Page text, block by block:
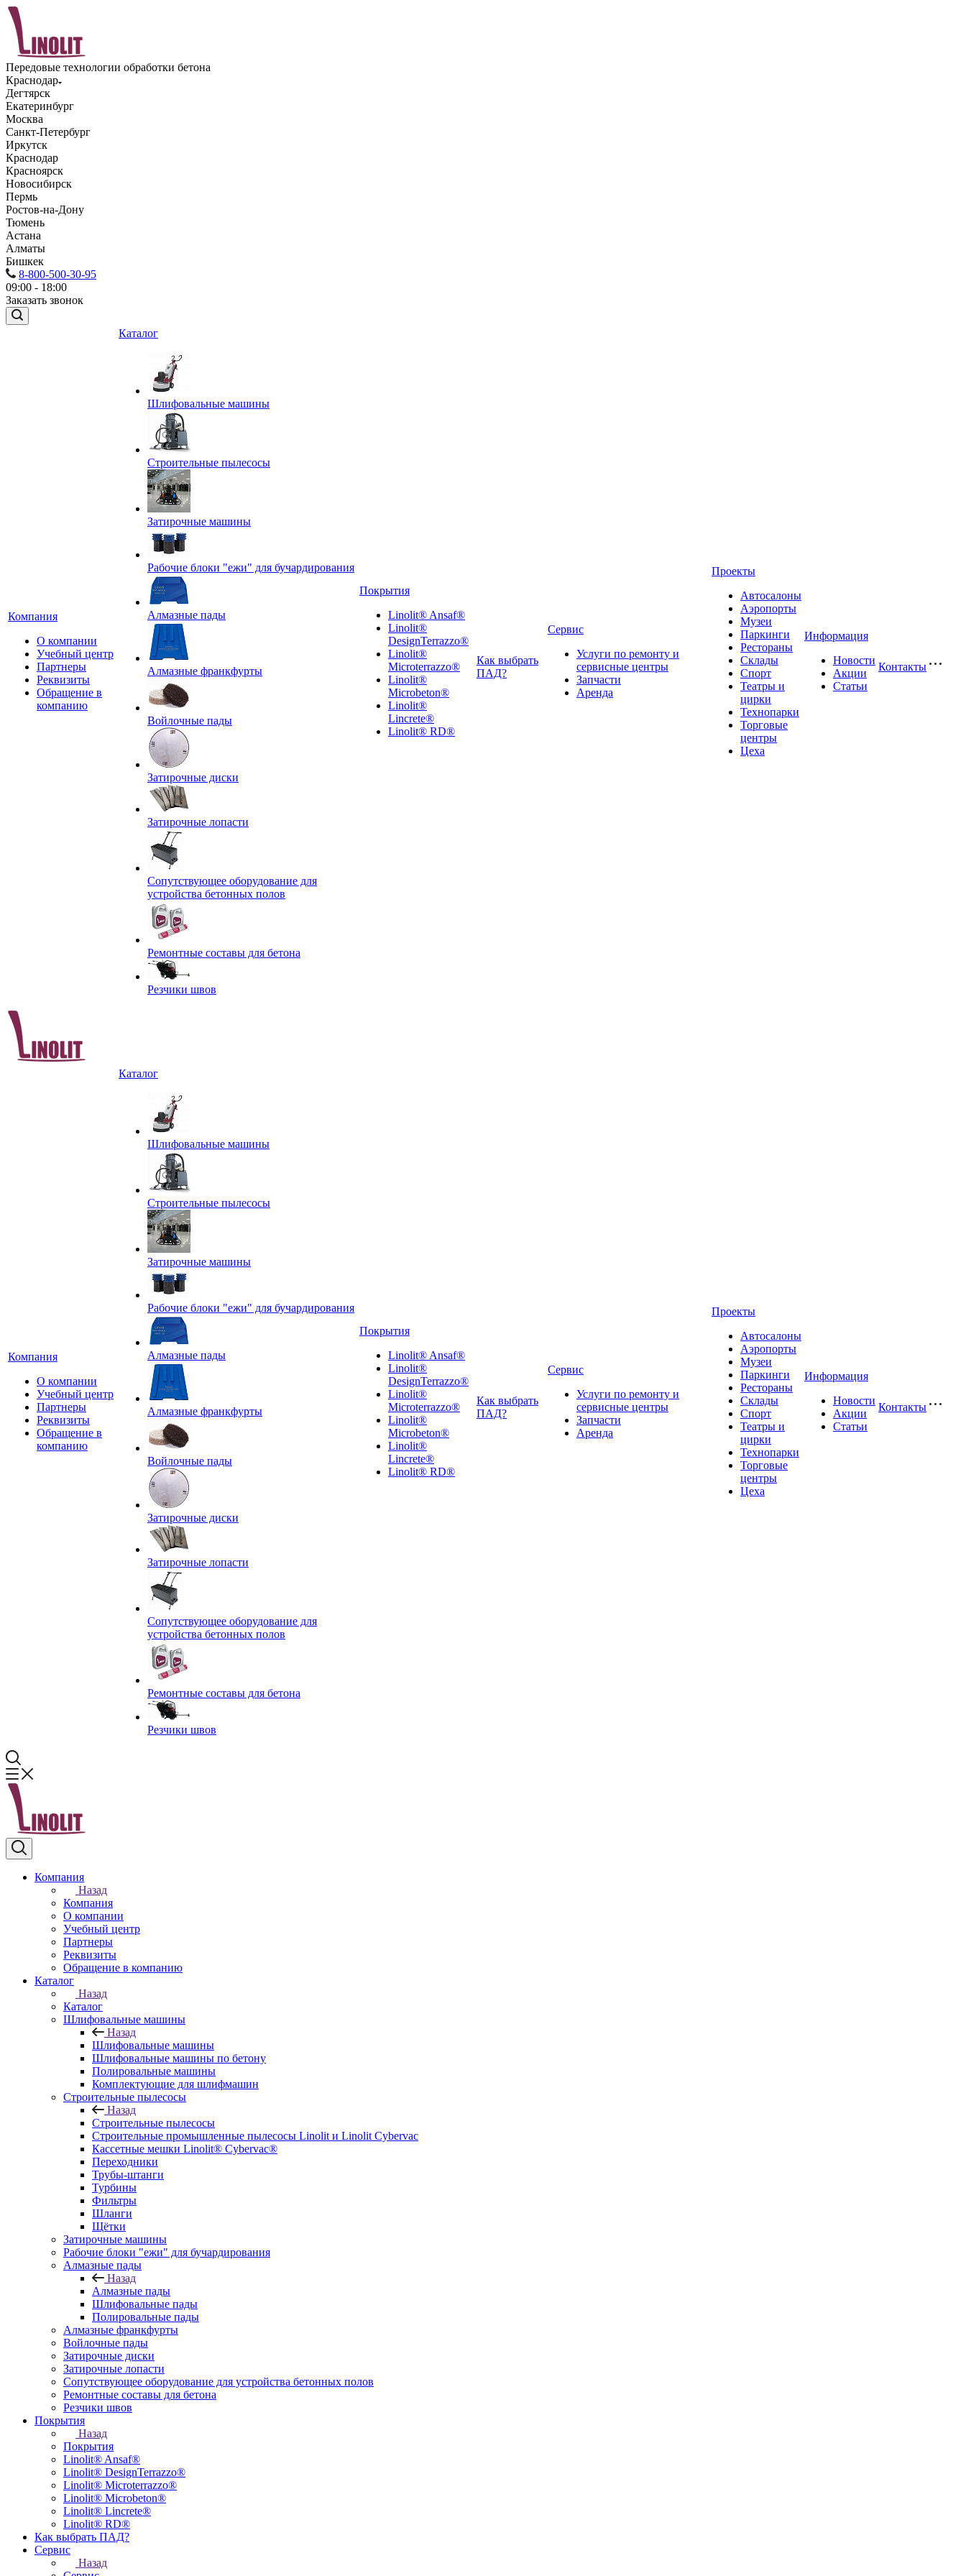
Передовые технологии обработки бетона
Краснодар
Дегтярск
Екатеринбург
Москва
Санкт-Петербург
Иркутск
Краснодар
Красноярск
Новосибирск
Пермь
Ростов-на-Дону
Тюмень
Астана
Алматы
Бишкек
8-800-500-30-95
09:00 - 18:00
Заказать звонок
Компания
О компании
Учебный центр
Партнеры
Реквизиты
Обращение в
компанию
Каталог
Шлифовальные машины
Строительные пылесосы
Затирочные машины
Рабочие блоки "ежи" для бучардирования
Алмазные пады
Алмазные франкфурты
Войлочные пады
Затирочные диски
Затирочные лопасти
Сопутствующее оборудование для
устройства бетонных полов
Ремонтные составы для бетона
Резчики швов
Покрытия
Linolit® Ansaf®
Linolit®
DesignTerrazzo®
Linolit®
Microterrazzo®
Linolit®
Microbeton®
Linolit®
Lincrete®
Linolit® RD®
Как выбрать
ПАД?
Сервис
Услуги по ремонту и
сервисные центры
Запчасти
Аренда
Проекты
Автосалоны
Аэропорты
Музеи
Паркинги
Рестораны
Склады
Спорт
Театры и
цирки
Технопарки
Торговые
центры
Цеха
Информация
Новости
Акции
Статьи
Контакты
Компания
О компании
Учебный центр
Партнеры
Реквизиты
Обращение в
компанию
Каталог
Шлифовальные машины
Строительные пылесосы
Затирочные машины
Рабочие блоки "ежи" для бучардирования
Алмазные пады
Алмазные франкфурты
Войлочные пады
Затирочные диски
Затирочные лопасти
Сопутствующее оборудование для
устройства бетонных полов
Ремонтные составы для бетона
Резчики швов
Покрытия
Linolit® Ansaf®
Linolit®
DesignTerrazzo®
Linolit®
Microterrazzo®
Linolit®
Microbeton®
Linolit®
Lincrete®
Linolit® RD®
Как выбрать
ПАД?
Сервис
Услуги по ремонту и
сервисные центры
Запчасти
Аренда
Проекты
Автосалоны
Аэропорты
Музеи
Паркинги
Рестораны
Склады
Спорт
Театры и
цирки
Технопарки
Торговые
центры
Цеха
Информация
Новости
Акции
Статьи
Контакты
Компания
Назад
Компания
О компании
Учебный центр
Партнеры
Реквизиты
Обращение в компанию
Каталог
Назад
Каталог
Шлифовальные машины
Назад
Шлифовальные машины
Шлифовальные машины по бетону
Полировальные машины
Комплектующие для шлифмашин
Строительные пылесосы
Назад
Строительные пылесосы
Строительные промышленные пылесосы Linolit и Linolit Cybervac
Кассетные мешки Linolit® Cybervac®
Переходники
Трубы-штанги
Турбины
Фильтры
Шланги
Щётки
Затирочные машины
Рабочие блоки "ежи" для бучардирования
Алмазные пады
Назад
Алмазные пады
Шлифовальные пады
Полировальные пады
Алмазные франкфурты
Войлочные пады
Затирочные диски
Затирочные лопасти
Сопутствующее оборудование для устройства бетонных полов
Ремонтные составы для бетона
Резчики швов
Покрытия
Назад
Покрытия
Linolit® Ansaf®
Linolit® DesignTerrazzo®
Linolit® Microterrazzo®
Linolit® Microbeton®
Linolit® Lincrete®
Linolit® RD®
Как выбрать ПАД?
Сервис
Назад